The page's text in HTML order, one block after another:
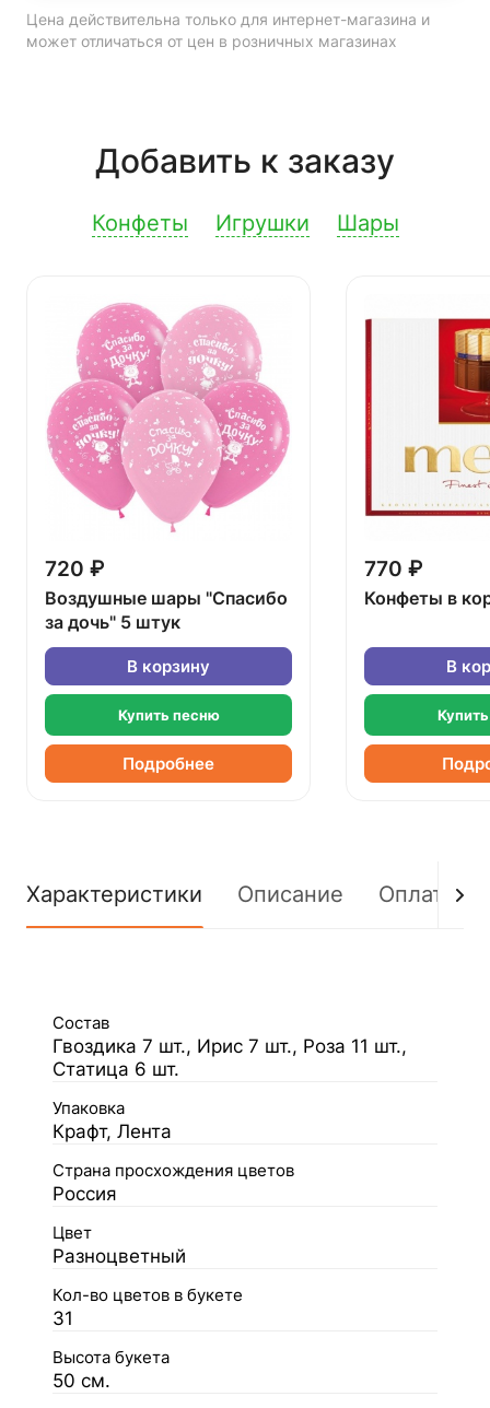
Цена действительна только для интернет-магазина и
может отличаться от цен в розничных магазинах
Добавить к заказу
Конфеты Игрушки Шары
720 ₽
Воздушные шары "Спасибо
за дочь" 5 штук
В корзину
Купить песню
Подробнее
770 ₽
Конфеты в
В
Характеристики Описание Оплата
Состав
Гвоздика 7 шт., Ирис 7 шт., Роза 11 шт.,
Статица 6 шт.
Упаковка
Крафт, Лента
Страна просхождения цветов
Россия
Цвет
Разноцветный
Кол-во цветов в букете
31
Высота букета
50 см.